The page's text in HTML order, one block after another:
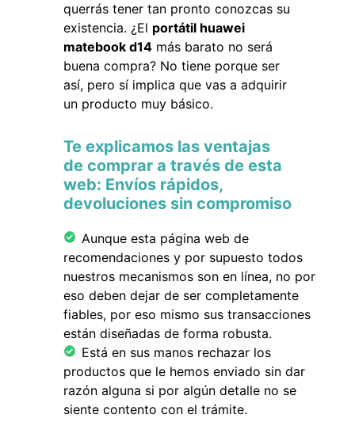
querrás tener tan pronto conozcas su
existencia. ¿El portátil huawei
matebook d14 más barato no será
buena compra? No tiene porque ser
así, pero sí implica que vas a adquirir
un producto muy básico.
Te explicamos las ventajas
de comprar a través de esta
web: Envíos rápidos,
devoluciones sin compromiso
Aunque esta página web de
recomendaciones y por supuesto todos
nuestros mecanismos son en línea, no por
eso deben dejar de ser completamente
fiables, por eso mismo sus transacciones
están diseñadas de forma robusta.
Está en sus manos rechazar los
productos que le hemos enviado sin dar
razón alguna si por algún detalle no se
siente contento con el trámite.